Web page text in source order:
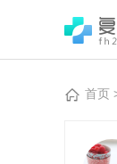
首页